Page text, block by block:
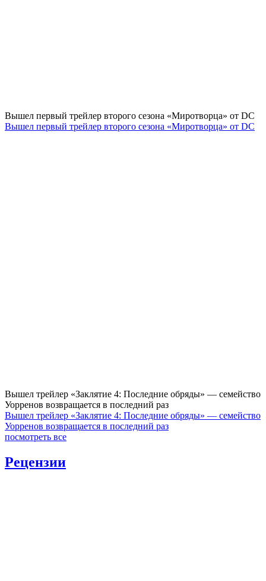
Вышел первый трейлер второго сезона «Миротворца» от DC
Вышел первый трейлер второго сезона «Миротворца» от DC
Вышел трейлер «Заклятие 4: Последние обряды» — семейство
Уорренов возвращается в последний раз
Вышел трейлер «Заклятие 4: Последние обряды» — семейство
Уорренов возвращается в последний раз
посмотреть все
Рецензии